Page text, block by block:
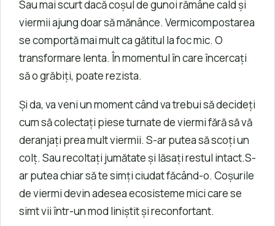
Sau mai scurt dacă coșul de gunoi rămâne cald și
viermii ajung doar să mănânce. Vermicompostarea
se comportă mai mult ca gătitul la foc mic. O
transformare lenta. În momentul în care încercați
să o grăbiți, poate rezista.
Și da, va veni un moment când va trebui să decideți
cum să colectați piese turnate de viermi fără să vă
deranjați prea mult viermii. S-ar putea să scoți un
colț. Sau recoltați jumătate și lăsați restul intact.S-
ar putea chiar să te simți ciudat făcând-o. Coșurile
de viermi devin adesea ecosisteme mici care se
simt vii într-un mod liniștit și reconfortant.